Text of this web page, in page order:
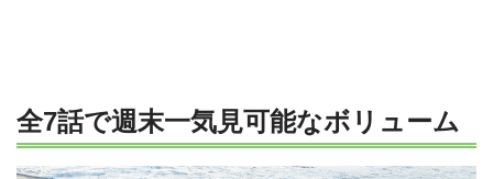
全7話で週末一気見可能なボリューム